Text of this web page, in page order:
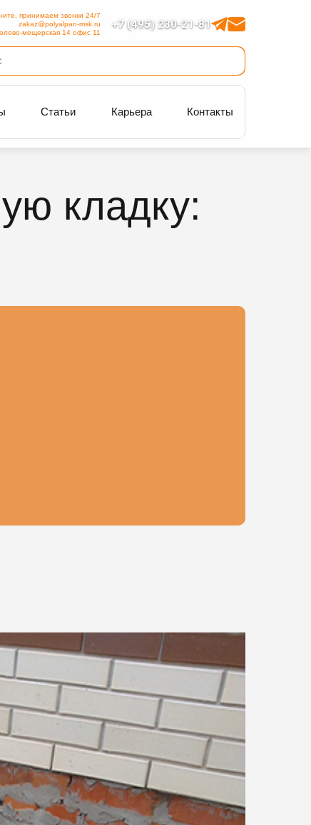
+7 (495) 230-21-81
принимаем звонки 24/7
zakaz@polyalpan-msk.ru
мещерская 14 офис 11
Статьи Карьера Контакты
кладку: